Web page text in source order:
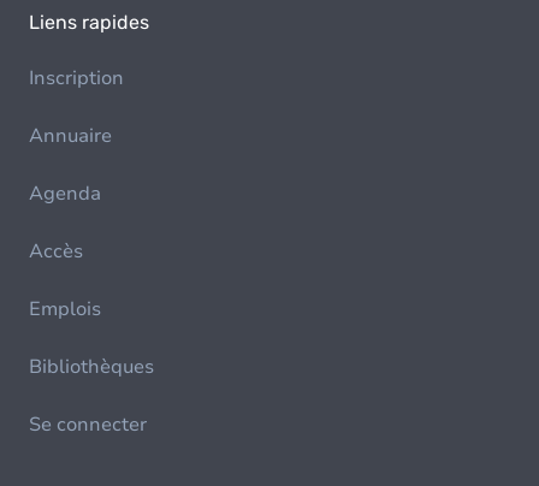
Liens rapides
Inscription
Annuaire
Agenda
Accès
Emplois
Bibliothèques
Se connecter